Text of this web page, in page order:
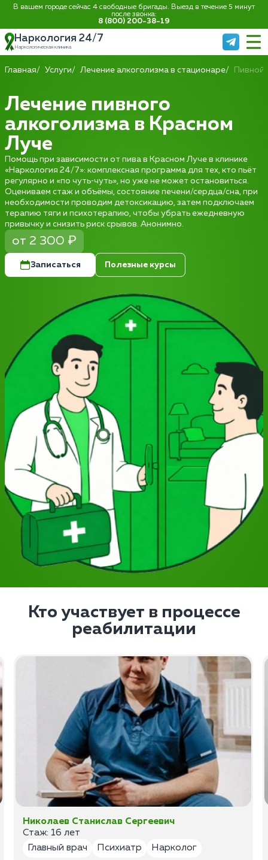
В вашем городе сейчас 4 свободные бригады. Выезд в течение 5 минут
после звонка:
8 (800) 200-38-19
Наркология 24/7
Наркологическая клиника
Главная Услуги Лечение алкоголизма в стационаре Пивной
Лечение пивного
алкоголизма в Красном
Луче
Помощь при зависимости от пива в Красном Луче в клинике
«Наркология 24/7»: комплексная программа для тех, кто пьёт
регулярно и «по чуть‑чуть», но уже не может остановиться.
Оцениваем стаж и объёмы, состояние печени/сердца/сна, при
необходимости проводим детоксикацию, затем подключаем
терапию тяги и психотерапию, чтобы убрать ежедневную
привычку и снизить риск срывов. Анонимно.
от 2 300 ₽
Записаться Полезные курсы
Кто участвует в процессе
реабилитации
Николаев Станислав Сергеевич
Стаж: 16 лет
Главный врач
Психиатр Нарколог